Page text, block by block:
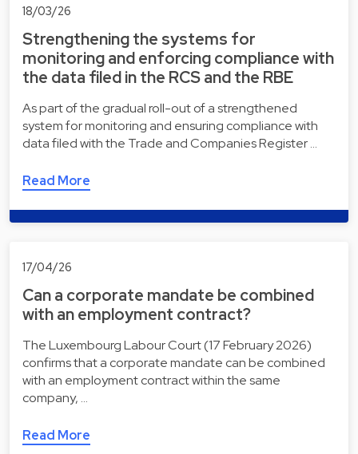
18/03/26
Strengthening the systems for
monitoring and enforcing compliance with
the data filed in the RCS and the RBE
As part of the gradual roll-out of a strengthened
system for monitoring and ensuring compliance with
data filed with the Trade and Companies Register …
Read More
17/04/26
Can a corporate mandate be combined
with an employment contract?
The Luxembourg Labour Court (17 February 2026)
confirms that a corporate mandate can be combined
with an employment contract within the same
company, …
Read More